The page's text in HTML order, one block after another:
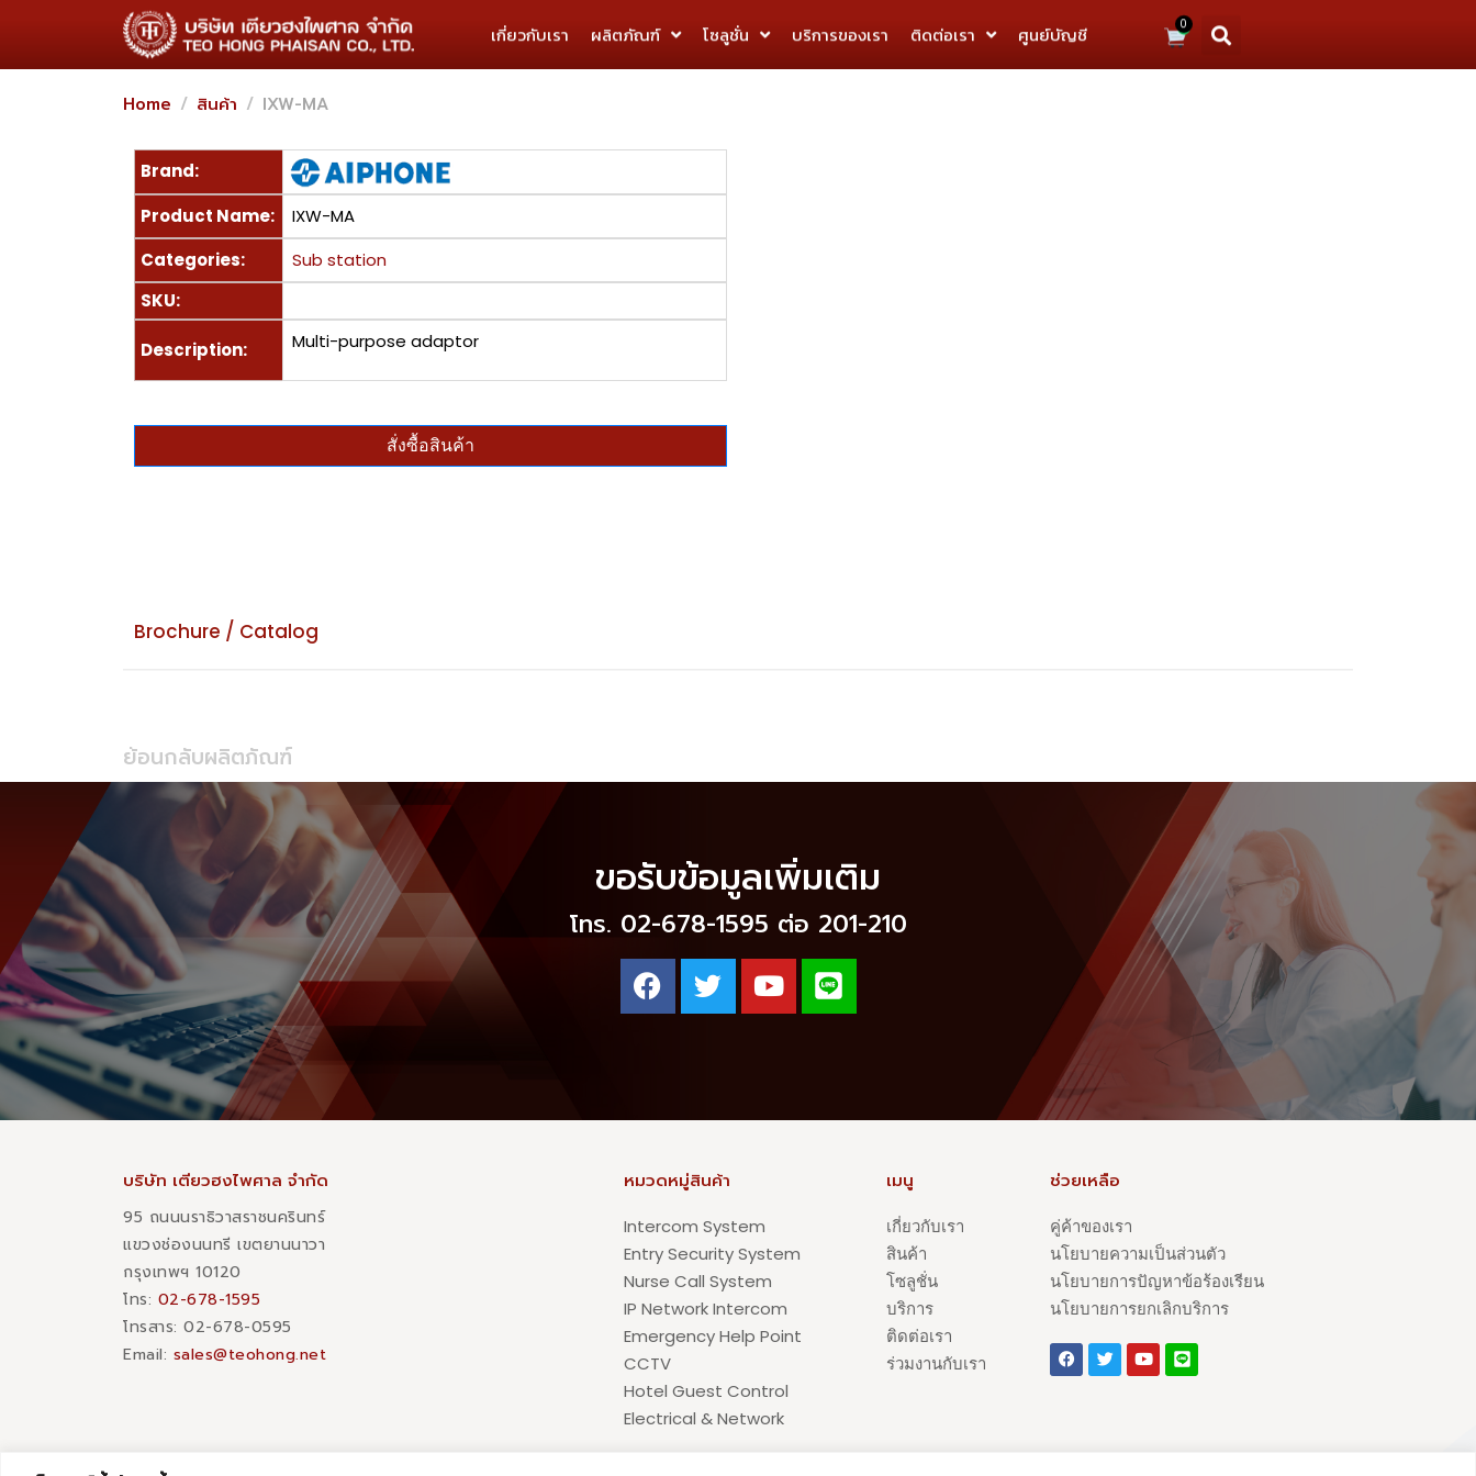
เกี่ยวกับเรา ผลิตภัณฑ์ โซลูชั่น บริการของเรา​ ติดต่อเรา ศูนย์บัญชี 0
Home สินค้า IXW-MA
Brand:
Product Name:
IXW-MA
Categories:
Sub station
SKU:
Description: Multi-purpose adaptor
สั่งซื้อสินค้า
Brochure / Catalog
ย้อนกลับผลิตภัณฑ์
ขอรับข้อมูลเพิ่มเติม
โทร. 02-678-1595 ต่อ 201-210
บริษัท เตียวฮงไพศาล จำกัด
95 ถนนนราธิวาสราชนครินทร์
แขวงช่องนนทรี เขตยานนาวา
กรุงเทพฯ 10120
โทร: 02-678-1595
โทรสาร:​ 02-678-0595
Email: sales@teohong.net
หมวดหมู่สินค้า
Intercom System
Entry Security System
Nurse Call System
IP Network Intercom
Emergency Help Point
CCTV
Hotel Guest Control
Electrical & Network
เมนู
เกี่ยวกับเรา
สินค้า
โซลูชั่น
บริการ
ติดต่อเรา
ร่วมงานกับเรา
ช่วยเหลือ
คู่ค้าของเรา
นโยบายความเป็นส่วนตัว
นโยบายการปัญหาข้อร้องเรียน
นโยบายการยกเลิกบริการ